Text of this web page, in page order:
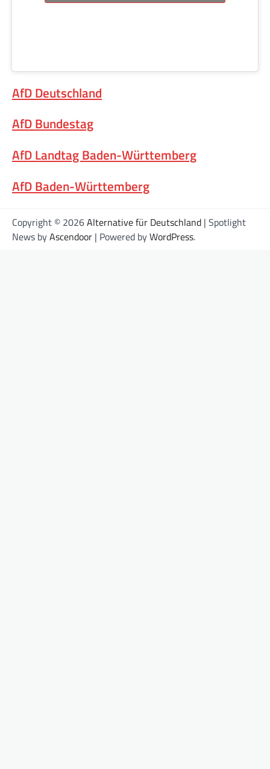
AfD Deutschland
AfD Bundestag
AfD Landtag Baden-Württemberg
AfD Baden-Württemberg
Copyright © 2026Alternative für Deutschland | Spotlight
News byAscendoor | Powered byWordPress.